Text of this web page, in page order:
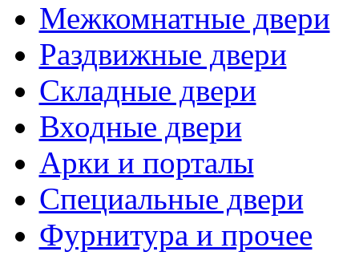
Межкомнатные двери
Раздвижные двери
Складные двери
Входные двери
Арки и порталы
Специальные двери
Фурнитура и прочее